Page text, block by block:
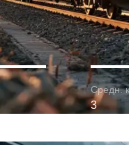
Средн.
3